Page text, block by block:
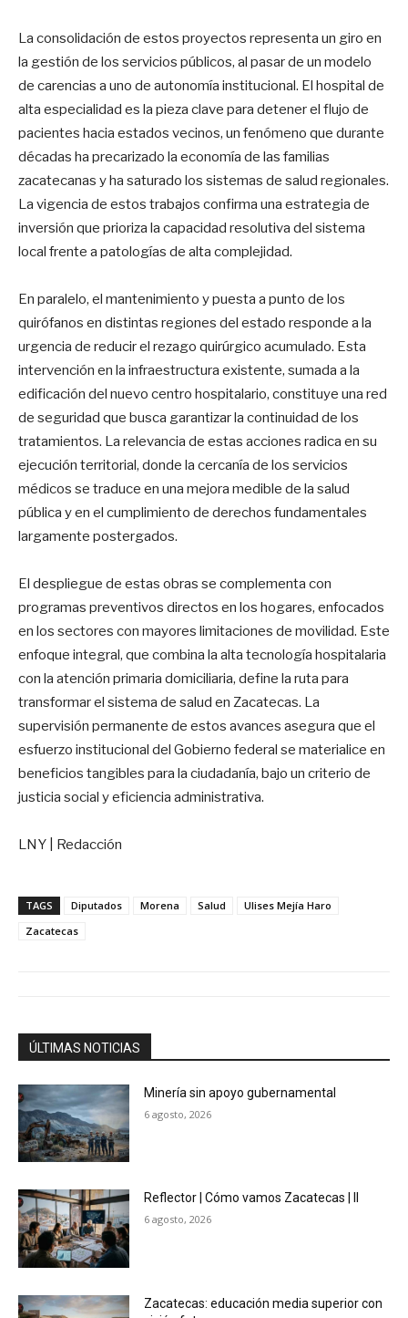
La consolidación de estos proyectos representa un giro en
la gestión de los servicios públicos, al pasar de un modelo
de carencias a uno de autonomía institucional. El hospital de
alta especialidad es la pieza clave para detener el flujo de
pacientes hacia estados vecinos, un fenómeno que durante
décadas ha precarizado la economía de las familias
zacatecanas y ha saturado los sistemas de salud regionales.
La vigencia de estos trabajos confirma una estrategia de
inversión que prioriza la capacidad resolutiva del sistema
local frente a patologías de alta complejidad.
En paralelo, el mantenimiento y puesta a punto de los
quirófanos en distintas regiones del estado responde a la
urgencia de reducir el rezago quirúrgico acumulado. Esta
intervención en la infraestructura existente, sumada a la
edificación del nuevo centro hospitalario, constituye una red
de seguridad que busca garantizar la continuidad de los
tratamientos. La relevancia de estas acciones radica en su
ejecución territorial, donde la cercanía de los servicios
médicos se traduce en una mejora medible de la salud
pública y en el cumplimiento de derechos fundamentales
largamente postergados.
El despliegue de estas obras se complementa con
programas preventivos directos en los hogares, enfocados
en los sectores con mayores limitaciones de movilidad. Este
enfoque integral, que combina la alta tecnología hospitalaria
con la atención primaria domiciliaria, define la ruta para
transformar el sistema de salud en Zacatecas. La
supervisión permanente de estos avances asegura que el
esfuerzo institucional del Gobierno federal se materialice en
beneficios tangibles para la ciudadanía, bajo un criterio de
justicia social y eficiencia administrativa.
LNY | Redacción
TAGS Diputados Morena Salud
Ulises Mejía Haro
Zacatecas
ÚLTIMAS NOTICIAS
Minería sin apoyo gubernamental
6 agosto, 2026
Reflector | Cómo vamos Zacatecas | II
6 agosto, 2026
Zacatecas: educación media superior con